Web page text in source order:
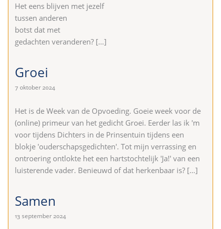
Het eens blijven met jezelf
tussen anderen
botst dat met
gedachten veranderen? […]
Groei
7 oktober 2024
Het is de Week van de Opvoeding. Goeie week voor de
(online) primeur van het gedicht Groei. Eerder las ik 'm
voor tijdens Dichters in de Prinsentuin tijdens een
blokje 'ouderschapsgedichten'. Tot mijn verrassing en
ontroering ontlokte het een hartstochtelijk 'Ja!' van een
luisterende vader. Benieuwd of dat herkenbaar is? […]
Samen
13 september 2024